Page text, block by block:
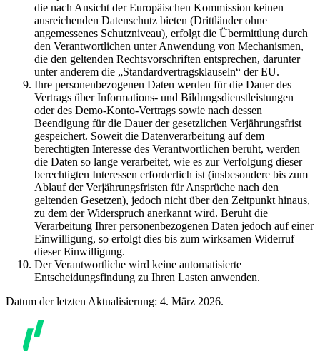
die nach Ansicht der Europäischen Kommission keinen
ausreichenden Datenschutz bieten (Drittländer ohne
angemessenes Schutzniveau), erfolgt die Übermittlung durch
den Verantwortlichen unter Anwendung von Mechanismen,
die den geltenden Rechtsvorschriften entsprechen, darunter
unter anderem die „Standardvertragsklauseln“ der EU.
Ihre personenbezogenen Daten werden für die Dauer des
Vertrags über Informations- und Bildungsdienstleistungen
oder des Demo-Konto-Vertrags sowie nach dessen
Beendigung für die Dauer der gesetzlichen Verjährungsfrist
gespeichert. Soweit die Datenverarbeitung auf dem
berechtigten Interesse des Verantwortlichen beruht, werden
die Daten so lange verarbeitet, wie es zur Verfolgung dieser
berechtigten Interessen erforderlich ist (insbesondere bis zum
Ablauf der Verjährungsfristen für Ansprüche nach den
geltenden Gesetzen), jedoch nicht über den Zeitpunkt hinaus,
zu dem der Widerspruch anerkannt wird. Beruht die
Verarbeitung Ihrer personenbezogenen Daten jedoch auf einer
Einwilligung, so erfolgt dies bis zum wirksamen Widerruf
dieser Einwilligung.
Der Verantwortliche wird keine automatisierte
Entscheidungsfindung zu Ihren Lasten anwenden.
Datum der letzten Aktualisierung: 4. März 2026.